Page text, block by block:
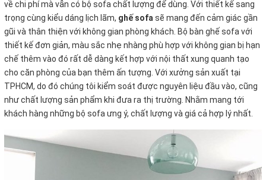
về chi phí mà vẫn có bộ sofa chất lượng để dùng. Với thiết kế sang
trọng cùng kiểu dáng lịch lãm, ghế sofasẽ mang đến cảm giác gần
gũi và thân thiện với không gian phòng khách. Bộ bàn ghế sofa với
thiết kế đơn giản, màu sắc nhẹ nhàng phù hợp với không gian bị hạn
chế thêm vào đó rất dễ dàng kết hợp với nội thất xung quanh tạo
cho căn phòng của bạn thêm ấn tượng. Với xưởng sản xuất tại
TPHCM, do đó chúng tôi kiểm soát được nguyên liệu đầu vào, cũng
như chất lượng sản phẩm khi đưa ra thị trường. Nhằm mang tới
khách hàng những bộ sofa ưng ý, chất lượng và giá cả hợp lý nhất.